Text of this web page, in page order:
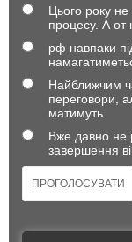
Цього року
процесу. А от
рф навпаки
Найближчим
переговори,
матимуть
Вже давно не
завершення